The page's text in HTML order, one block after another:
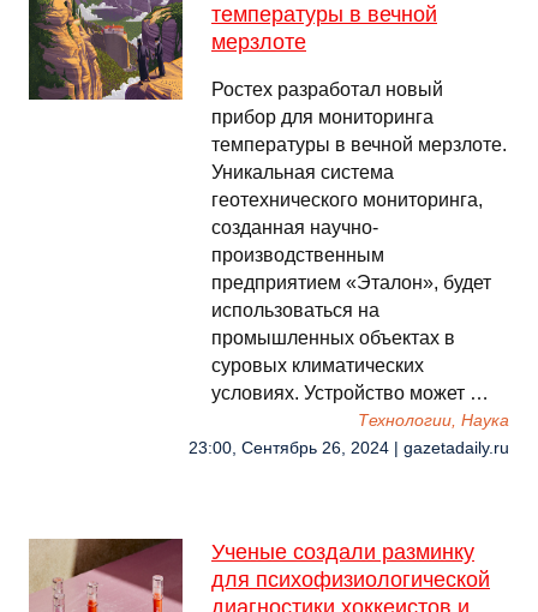
температуры в вечной
мерзлоте
Ростех разработал новый
прибор для мониторинга
температуры в вечной мерзлоте.
Уникальная система
геотехнического мониторинга,
созданная научно-
производственным
предприятием «Эталон», будет
использоваться на
промышленных объектах в
суровых климатических
условиях. Устройство может …
Технологии, Наука
23:00, Сентябрь 26, 2024 | gazetadaily.ru
Ученые создали разминку
для психофизиологической
диагностики хоккеистов и